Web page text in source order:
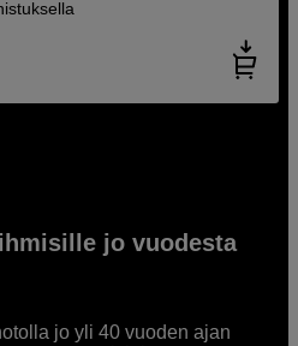
jo vuodesta
jo yli 40 vuoden ajan